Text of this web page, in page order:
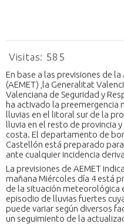
Visitas: 585
En base a las previsiones de
(AEMET) ,la Generalitat
Valenciana de Seguridad y
ha activado la preemergencia
lluvias en el litoral sur de la
lluvia en el resto de provincia
costa. El departamento de
Castellón está preparado
ante cualquier incidencia
La previsiones de AEMET
mañana Miércoles día 4 está
de la situación meteorológica
episodio de lluvias fuertes
puede variar según diversos
un seguimiento de la